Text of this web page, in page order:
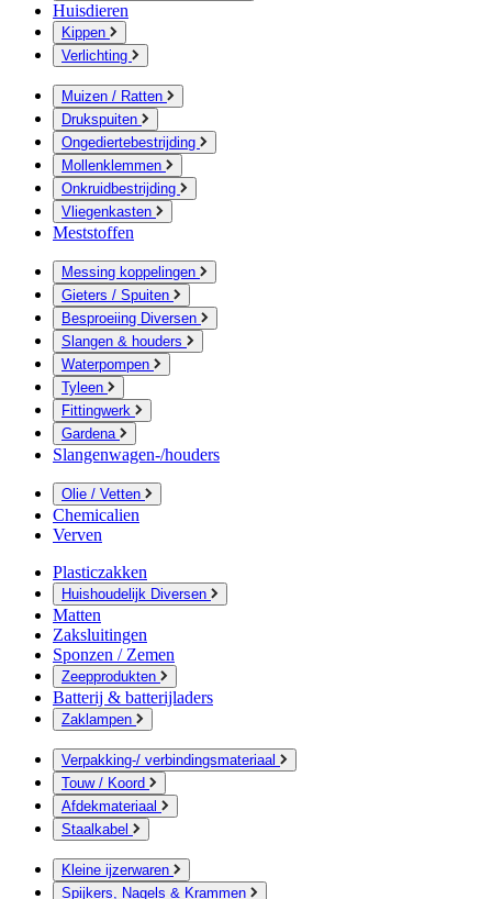
Huisdieren
Kippen
Verlichting
Muizen / Ratten
Drukspuiten
Ongediertebestrijding
Mollenklemmen
Onkruidbestrijding
Vliegenkasten
Meststoffen
Messing koppelingen
Gieters / Spuiten
Besproeiing Diversen
Slangen & houders
Waterpompen
Tyleen
Fittingwerk
Gardena
Slangenwagen-/houders
Olie / Vetten
Chemicalien
Verven
Plasticzakken
Huishoudelijk Diversen
Matten
Zaksluitingen
Sponzen / Zemen
Zeepprodukten
Batterij & batterijladers
Zaklampen
Verpakking-/ verbindingsmateriaal
Touw / Koord
Afdekmateriaal
Staalkabel
Kleine ijzerwaren
Spijkers, Nagels & Krammen